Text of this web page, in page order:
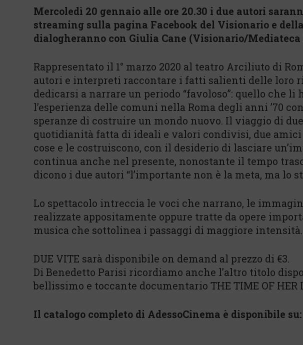
Mercoledì 20 gennaio alle ore 20.30 i due autori
streaming sulla pagina Facebook del Visionario e
dialogheranno con Giulia Cane (Visionario/
Rappresentato il 1° marzo 2020 al teatro Arciliuto di
autori e interpreti raccontare i fatti salienti delle loro
dedicarsi a narrare un periodo “favoloso”: quello che
l’esperienza delle comuni nella Roma degli anni ’70
speranze di costruire un mondo nuovo. Il viaggio di
quotidianità fatta di ideali e valori condivisi, due amici
cose e le costruiscono, con il desiderio di lasciare
continua anche nel presente, nonostante il tempo
dicono i due autori “l’importante non è la meta, ma lo
Lo spettacolo intreccia le voci che narrano, le
realizzate appositamente oppure tratte da opere
musica che sottolinea i passaggi di maggiore intensità.
DUE VITE sarà disponibile on demand al prezzo di €3.
Di Benedetto Parisi ricordiamo anche l’altro titolo
bellissimo e toccante documentario THE TIME OF HER
Il catalogo completo di AdessoCinema è disponibile su: